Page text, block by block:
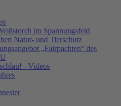
im Spannungsfeld
Natur- und Tierschutz
„Fairpachten“ des
- Videos